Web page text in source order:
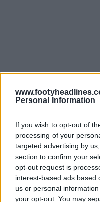
Personal Information
If you wish to opt-out of
processing of your
targeted advertising by
section to confirm your
opt-out request is
interest-based ads based
us or personal
your opt-out. You may
A camisa do Japão é
1998, com uma base
forma de chamas no
no peito e o padrão
pretas fazem desta